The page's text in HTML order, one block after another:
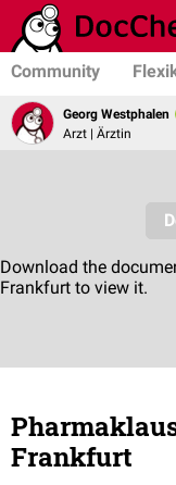
Community
Georg Westphalen
Arzt | Ärztin
Frankfurt